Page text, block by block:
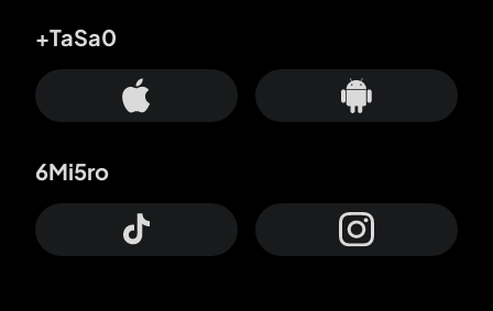
+TaSa0
6Mi5ro